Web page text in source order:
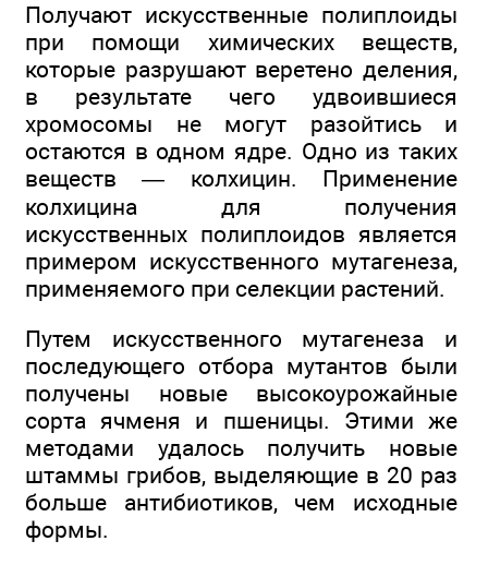
Получают искусственные полиплоиды
при помощи химических веществ,
которые разрушают веретено деления,
в результате чего удвоившиеся
хромосомы не могут разойтись и
остаются в одном ядре. Одно из таких
веществ — колхицин. Применение
колхицина для получения
искусственных полиплоидов является
примером искусственного мутагенеза,
применяемого при селекции растений.
Путем искусственного мутагенеза и
последующего отбора мутантов были
получены новые высокоурожайные
сорта ячменя и пшеницы. Этими же
методами удалось получить новые
штаммы грибов, выделяющие в 20 раз
больше антибиотиков, чем исходные
формы.